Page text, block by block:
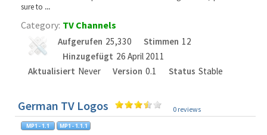
sure to ...
Category: TV Channels
Aufgerufen 25,330 Stimmen 12
Hinzugefügt 26 April 2011
Aktualisiert Never Version 0.1 Status Stable
German TV Logos 0 reviews